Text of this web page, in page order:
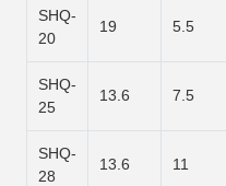
SHQ-
20
19 5.5
SHQ-
25
13.6 7.5
SHQ-
28
13.6 11